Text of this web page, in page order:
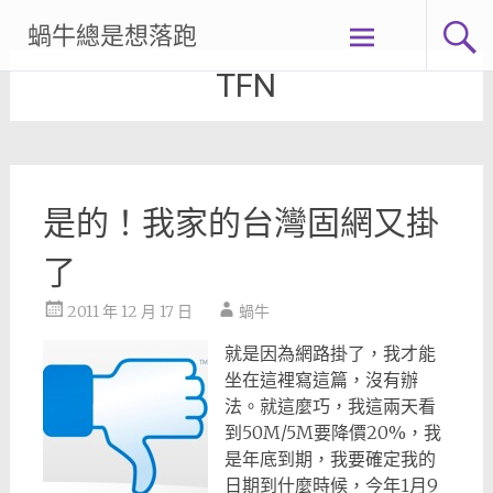
content
蝸牛總是想落跑
TFN
是的！我家的台灣固網又掛
了
2011 年 12 月 17 日 蝸牛
就是因為網路掛了，我才能
坐在這裡寫這篇，沒有辦
法。就這麼巧，我這兩天看
到50M/5M要降價20%，我
是年底到期，我要確定我的
日期到什麼時候，今年1月9